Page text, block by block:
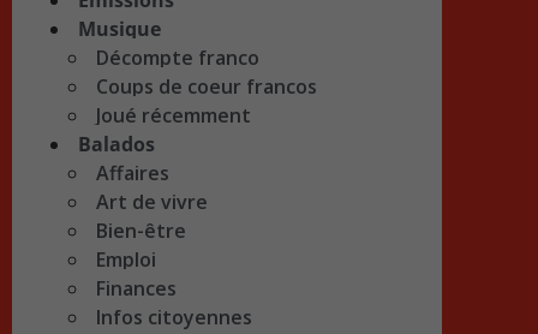
Musique
Décompte franco
Coups de coeur francos
Joué récemment
Balados
Affaires
Art de vivre
Bien-être
Emploi
Finances
Infos citoyennes